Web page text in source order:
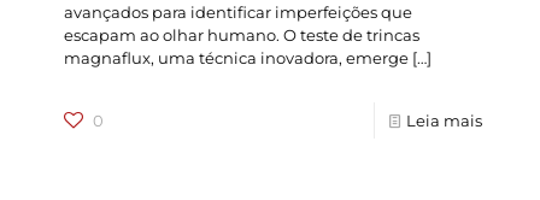
avançados para identificar imperfeições que
escapam ao olhar humano. O teste de trincas
magnaflux, uma técnica inovadora, emerge […]
0 Leia mais